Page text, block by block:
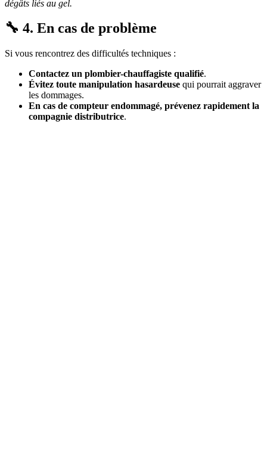
dégâts liés au gel.
🔧 4. En cas de problème
Si vous rencontrez des difficultés techniques :
Contactez un plombier-chauffagiste qualifié.
Évitez toute manipulation hasardeuse qui pourrait aggraver
les dommages.
En cas de compteur endommagé, prévenez rapidement la
compagnie distributrice.